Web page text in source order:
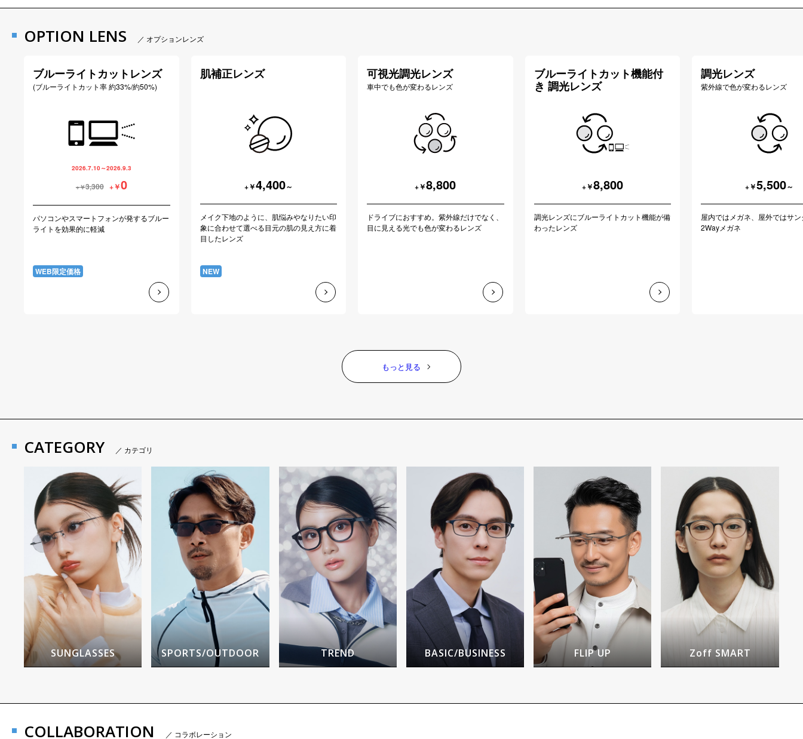
OPTION LENS ／ オプションレンズ
ブルーライトカットレンズ
(ブルーライトカット率 約33%/約50%)
2026.7.10～2026.9.3
+￥3,300 +￥0
パソコンやスマートフォンが発するブルー
ライトを効果的に軽減
WEB限定価格
肌補正レンズ
+￥4,400～
メイク下地のように、肌悩みやなりたい印
象に合わせて選べる目元の肌の見え方に着
目したレンズ
NEW
可視光調光レンズ
車中でも色が変わるレンズ
+￥8,800
ドライブにおすすめ。紫外線だけでなく、
目に見える光でも色が変わるレンズ
ブルーライトカット機能付
き 調光レンズ
+￥8,800
調光レンズにブルーライトカット機能が備
わったレンズ
調光レンズ
紫外線で色が変わるレンズ
+￥5,500～
屋内ではメガネ、屋外ではサ
2Wayメガネ
もっと見る
CATEGORY ／ カテゴリ
SUNGLASSES SPORTS/OUTDOOR TREND BASIC/BUSINESS FLIP UP Zoff SMART
COLLABORATION ／ コラボレーション